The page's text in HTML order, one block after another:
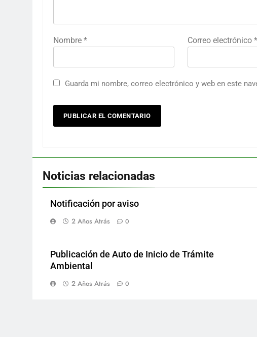
Nombre * Correo electrónico*
Guarda mi nombre, correo electrónico y web en este
Noticias relacionadas
Notificación por aviso
2 Años Atrás 0
Publicación de Auto de Inicio de Trámite
Ambiental
2 Años Atrás 0